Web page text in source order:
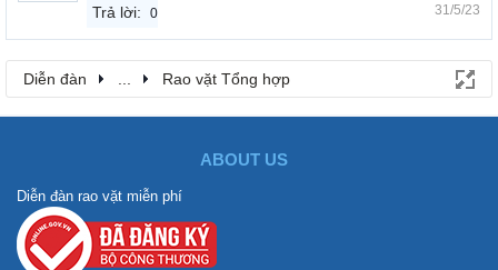
Trả lời: 0 31/5/23
Diễn đàn Rao vặt Tổng hợp
ABOUT US
Diễn đàn rao vặt miễn phí